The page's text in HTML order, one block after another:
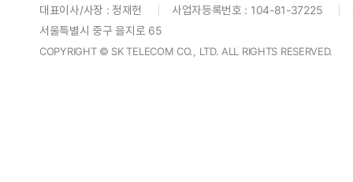
대표이사/사장 : 정재헌
사업자등록번호 : 104-81-37225
서울특별시 중구 을지로 65
COPYRIGHT © SK TELECOM CO., LTD. ALL RIGHTS RESERVED.